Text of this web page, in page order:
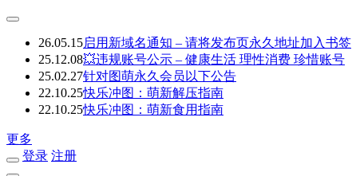
26.05.15启用新域名通知 – 请将发布页永久地址加入书签
25.12.08💥违规账号公示 – 健康生活 理性消费 珍惜账号
25.02.27针对图萌永久会员以下公告
22.10.25快乐冲图：萌新解压指南
22.10.25快乐冲图：萌新食用指南
更多
登录 注册